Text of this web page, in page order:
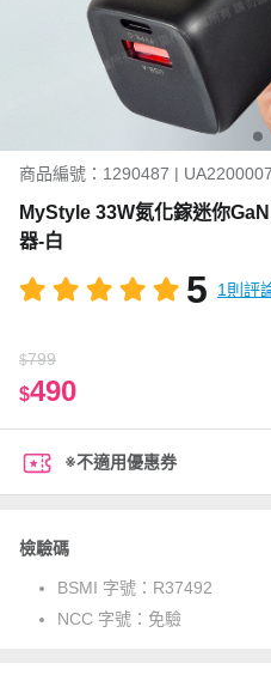
商品編號：1290487 |
MyStyle 33W氮化鎵迷你
器-白
5 1則評
$799
$490
※不適用優惠券
檢驗碼
BSMI 字號： R37492
NCC 字號： 免驗